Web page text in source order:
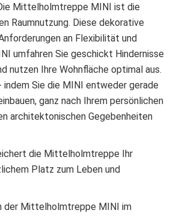
Mittelholmtreppe MINI ist die
Raumnutzung. Diese dekorative
an Flexibilität und
umfahren Sie geschickt Hindernisse
nutzen Ihre Wohnfläche optimal aus.
indem Sie die MINI entweder gerade
ganz nach Ihrem persönlichen
architektonischen Gegebenheiten
die Mittelholmtreppe Ihr
Platz zum Leben und
der Mittelholmtreppe MINI im